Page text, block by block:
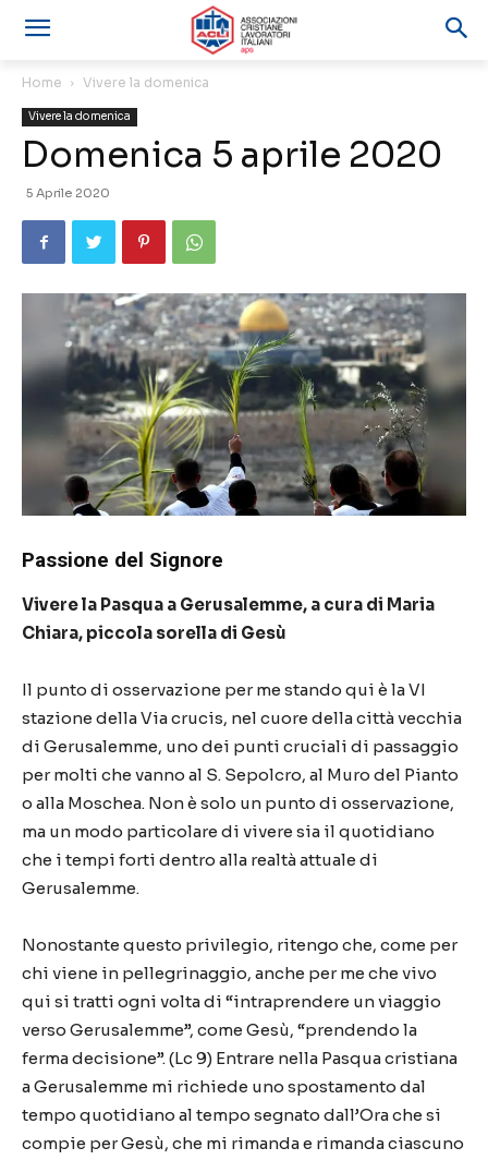
Home Vivere la domenica
Vivere la domenica
Domenica 5 aprile 2020
5 Aprile 2020
Passione del Signore
Vivere la Pasqua a Gerusalemme, a cura di Maria
Chiara, piccola sorella di Gesù
Il punto di osservazione per me stando qui è la VI
stazione della Via crucis, nel cuore della cittàvecchia
di Gerusalemme, uno dei punti cruciali di passaggio
per molti che vanno al S. Sepolcro, al Muro del Pianto
o alla Moschea. Nonè solo un punto di osservazione,
ma un modo particolare di vivere sia il quotidiano
che i tempi forti dentro alla realtàattuale di
Gerusalemme.
Nonostante questo privilegio, ritengo che, come per
chi viene in pellegrinaggio, anche per me che vivo
qui si tratti ogni volta di “intraprendere un viaggio
verso Gerusalemme”, come Gesù, “prendendo la
ferma decisione”. (Lc 9) Entrare nella Pasqua cristiana
a Gerusalemme mi richiede uno spostamento dal
tempo quotidiano al tempo segnato dall’Ora che si
compie per Gesù, che mi rimanda e rimanda ciascuno